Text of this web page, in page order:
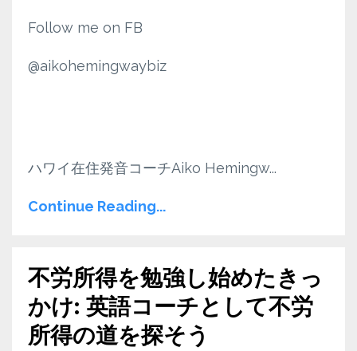
Follow me on FB
@aikohemingwaybiz
ハワイ在住発音コーチAiko Hemingw...
Continue Reading...
不労所得を勉強し始めたきっ
かけ: 英語コーチとして不労
所得の道を探そう